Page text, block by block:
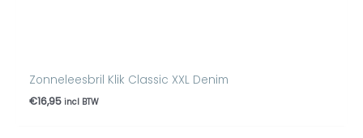
Zonneleesbril Klik Classic XXL Denim
€16,95 incl BTW